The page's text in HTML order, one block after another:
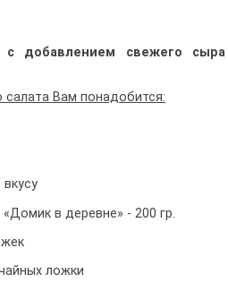
с добавлением свежего сыра
салата Вам понадобится:
в деревне» - 200 гр.
ложки